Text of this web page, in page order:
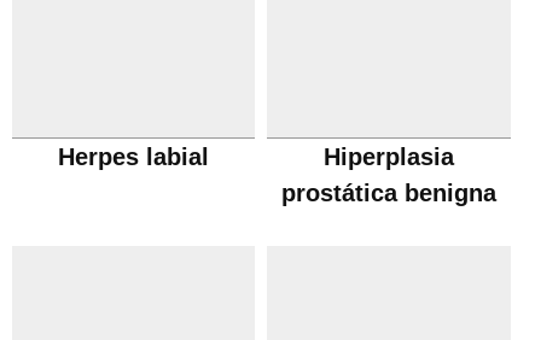
Herpes labial
Hiperplasia
prostática benigna